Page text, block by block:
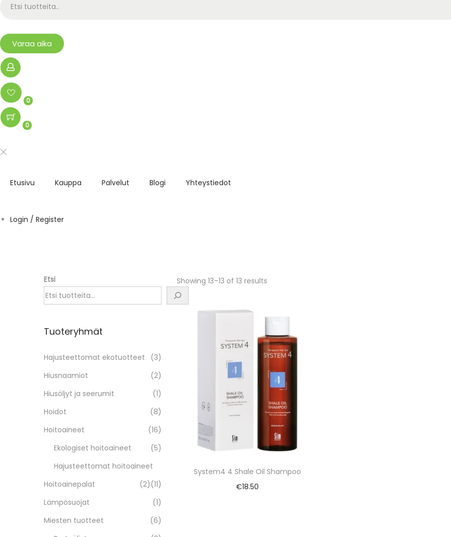
Varaa aika
0
0
Etusivu Kauppa Palvelut Blogi Yhteystiedot
Login / Register
Showing 13–13 of 13 results
System4 4 Shale Oil Shampoo
€18.50
Etsi
Tuoteryhmät
Hajusteettomat ekotuotteet
(3)
Hiusnaamiot
(2)
Hiusöljyt ja seerumit
(1)
Hoidot
(8)
Hoitoaineet
(16)
Ekologiset hoitoaineet
(5)
Hajusteettomat hoitoaineet
(11)
Hoitoainepalat
(2)
Lämpösuojat
(1)
Miesten tuotteet
(6)